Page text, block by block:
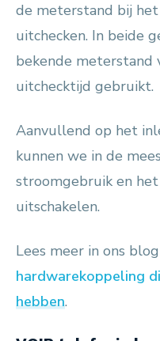
de meterstand bij
uitchecken. In beide
bekende meterstand
uitchecktijd gebruikt.
Aanvullend op het
kunnen we in de
stroomgebruik en
uitschakelen.
Lees meer in ons
hardwarekoppeling
hebben.